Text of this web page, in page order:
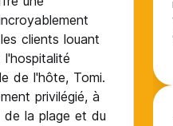
clients louant
l'hospitalité
de l'hôte, Tomi.
privilégié, à
de la plage et du